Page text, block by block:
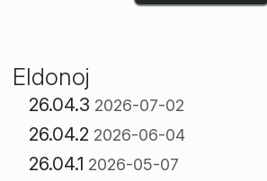
Eldonoj
26.04.3 2026-07-02
26.04.2 2026-06-04
26.04.1 2026-05-07